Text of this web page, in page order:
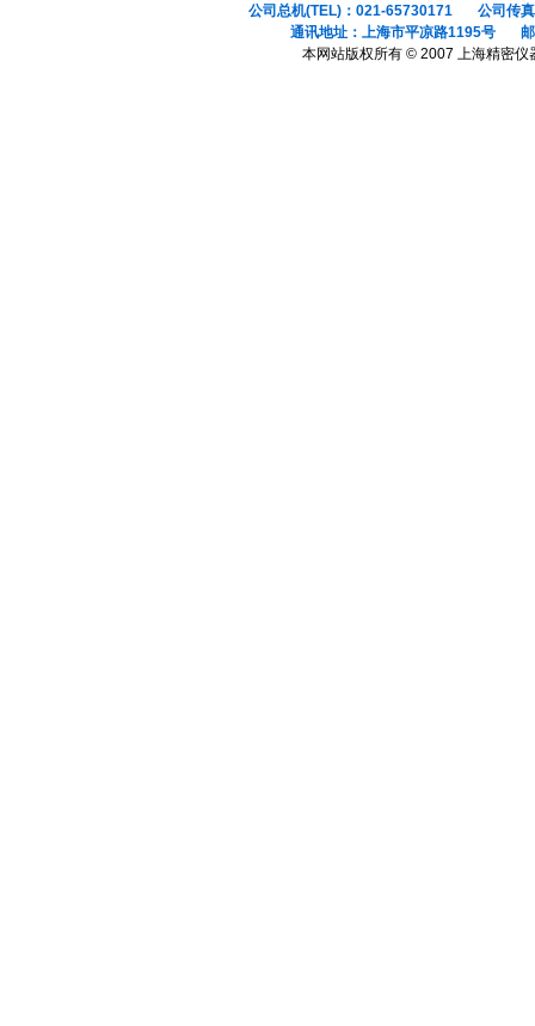
公司总机(TEL)：021-65730171 公司传真
通讯地址：上海市平凉路1195号 邮
本网站版权所有 © 2007 上海精密仪